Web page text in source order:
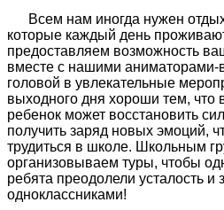
Всем нам иногда нужен
которые каждый день
предоставляем возможность
вместе с нашими аниматорами-
головой в увлекательные
выходного дня хороши тем, что
ребенок может восстановить
получить заряд новых эмоций,
трудиться в школе. Школьным
организовываем туры, чтобы
ребята преодолели усталость и
одноклассниками!